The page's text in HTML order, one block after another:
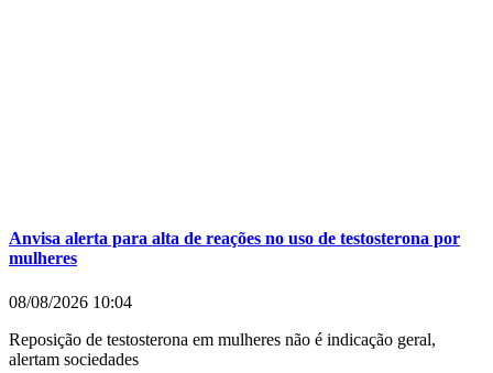
Anvisa alerta para alta de reações no uso de testosterona por
mulheres
08/08/2026 10:04
Reposição de testosterona em mulheres não é indicação geral,
alertam sociedades